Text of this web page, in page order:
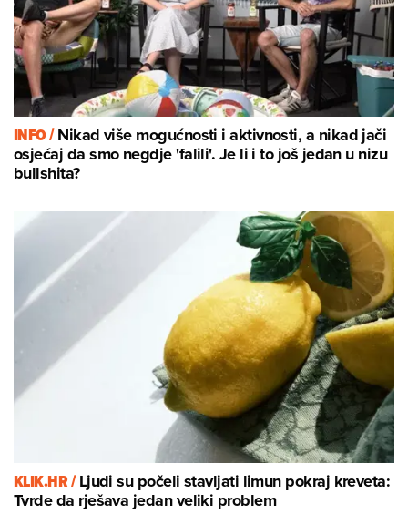
INFO /Nikad više mogućnosti i aktivnosti, a nikad jači
osjećaj da smo negdje 'falili'. Je li i to još jedan u nizu
bullshita?
KLIK.HR /Ljudi su počeli stavljati limun pokraj kreveta:
Tvrde da rješava jedan veliki problem